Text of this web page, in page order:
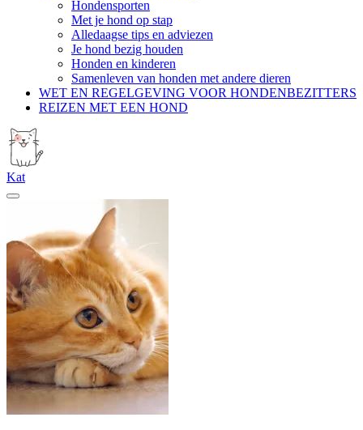
Hondensporten
Met je hond op stap
Alledaagse tips en adviezen
Je hond bezig houden
Honden en kinderen
Samenleven van honden met andere dieren
WET EN REGELGEVING VOOR HONDENBEZITTERS
REIZEN MET EEN HOND
Kat